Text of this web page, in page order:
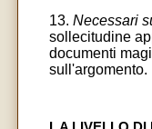
13. Necessari
sollecitudine
documenti
sull'argomento.